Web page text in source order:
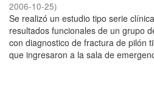
2006-10-25)
Se realizó un estudio tipo serie
resultados funcionales de un grupo
con diagnostico de fractura de pilón
que ingresaron a la sala de